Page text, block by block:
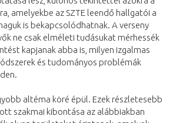
amelyekbe az SZTE leendő hallgatói a
is bekapcsolódhatnak. A verseny
ne csak elméleti tudásukat mérhessék
kapjanak abba is, milyen izgalmas
és tudományos problémák
altéma köré épül. Ezek részletesebb
szakmai kibontása az alábbiakban